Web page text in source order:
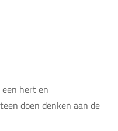
hert en
doen denken aan de